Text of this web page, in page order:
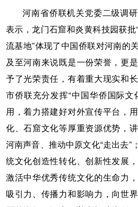
河南省侨联机关党委二级调
表示，龙门石窟和炎黄科技园获
流基地”体现了中国侨联对河南的
及至河南来说既是一份荣誉，更
予了光荣责任，有着重大现实和
市侨联充分发挥“中国华侨国际文
用，着力搭建好对外宣传平台，
化、石窟文化等厚重资源优势，
河南声音、推动中原文化“走出去”
统文化创造性转化、创新性发展
激活中华优秀传统文化的生命力
吸引力、传播力和影响力，向世